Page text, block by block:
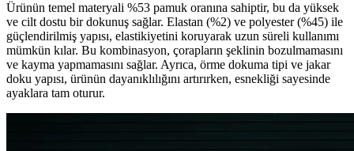
Ürünün temel materyali %53 pamuk oranına sahiptir, bu da yüksek
ve cilt dostu bir dokunuş sağlar. Elastan (%2) ve polyester (%45) ile
güçlendirilmiş yapısı, elastikiyetini koruyarak uzun süreli kullanımı
mümkün kılar. Bu kombinasyon, çorapların şeklinin bozulmamasını
ve kayma yapmamasını sağlar. Ayrıca, örme dokuma tipi ve jakar
doku yapısı, ürünün dayanıklılığını artırırken, esnekliği sayesinde
ayaklara tam oturur.